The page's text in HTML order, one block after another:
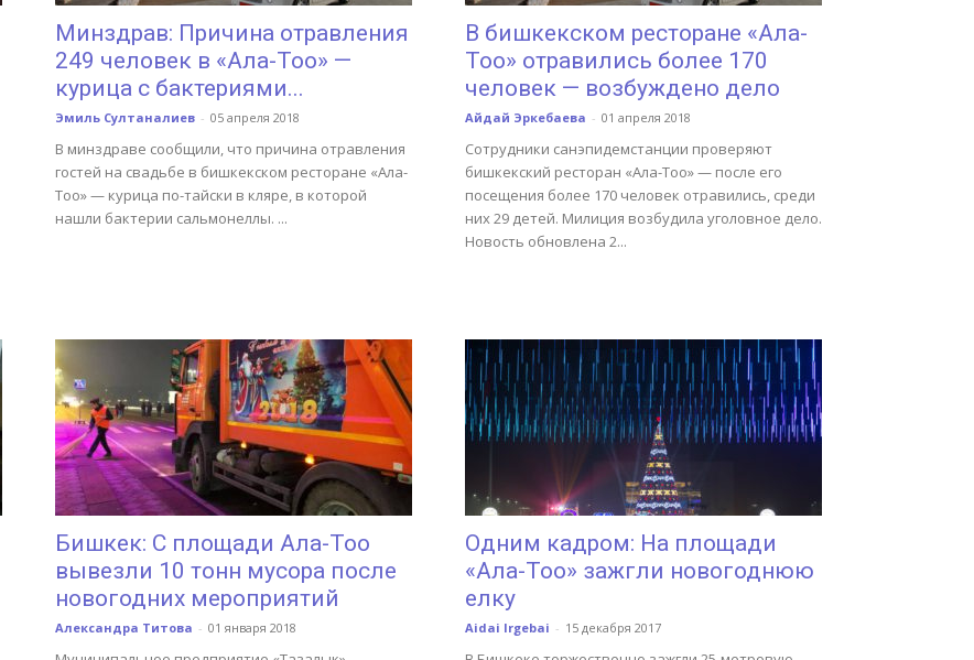
Минздрав: Причина отравления
249 человек в «Ала-Тоо» —
курица с бактериями...
Эмиль Султаналиев - 05 апреля 2018
В минздраве сообщили, что причина отравления
гостей на свадьбе в бишкекском ресторане «Ала-
Тоо» — курица по-тайски в кляре, в которой
нашли бактерии сальмонеллы. ...
В бишкекском ресторане «Ала-
Тоо» отравились более 170
человек — возбуждено дело
Айдай Эркебаева - 01 апреля 2018
Сотрудники санэпидемстанции проверяют
бишкекский ресторан «Ала-Тоо» — после его
посещения более 170 человек отравились, среди
них 29 детей. Милиция возбудила уголовное дело.
Новость обновлена 2...
Бишкек: C площади Ала-Тоо
вывезли 10 тонн мусора после
новогодних мероприятий
Александра Титова - 01 января 2018
Одним кадром: На площади
«Ала-Тоо» зажгли новогоднюю
елку
Aidai Irgebai - 15 декабря 2017